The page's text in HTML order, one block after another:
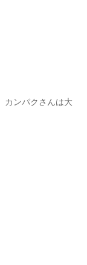
カンパクさんは大